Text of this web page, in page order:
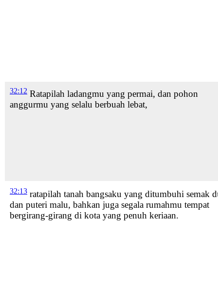
32:12 Ratapilah ladangmu yang permai, dan pohon
anggurmu yang selalu berbuah lebat,
32:13 ratapilah tanah bangsaku yang ditumbuhi semak
dan puteri malu, bahkan juga segala rumahmu tempat
bergirang-girang di kota yang penuh keriaan.